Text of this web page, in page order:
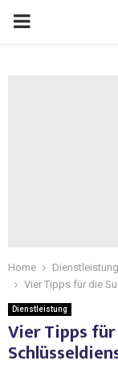
Home
Dienstleistung
Vier Tipps für die
Dienstleistung
Vier Tipps